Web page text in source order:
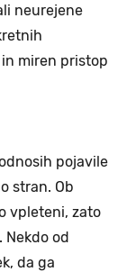
neurejene
miren pristop
pojavile
stran. Ob
vpleteni, zato
Nekdo od
da ga